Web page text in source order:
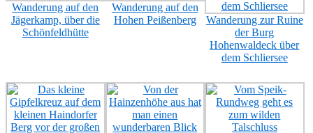
Wanderung auf den
Jägerkamp, über die
Schönfeldhütte
Wanderung auf den
Hohen Peißenberg
Wanderung zur Ruine
der Burg
Hohenwaldeck über
dem Schliersee